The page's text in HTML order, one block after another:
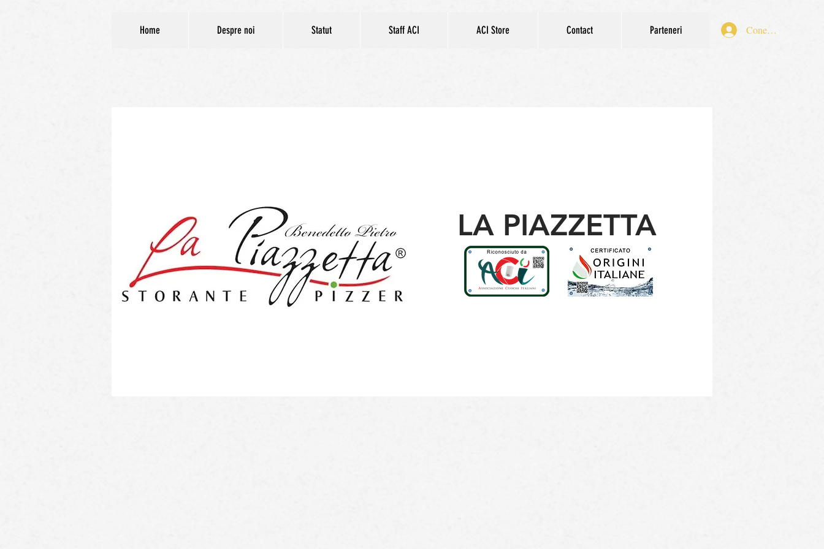
Home Despre noi Statut Staff ACI ACI Store Contact Parteneri Conectează-te
LA PIAZZETTA